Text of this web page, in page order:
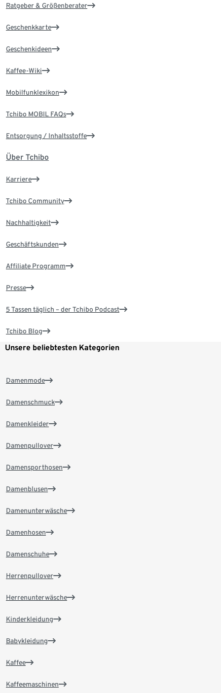
Ratgeber & Größenberater
Geschenkkarte
Geschenkideen
Kaffee-Wiki
Mobilfunklexikon
Tchibo MOBIL FAQs
Entsorgung / Inhaltsstoffe
Über Tchibo
Karriere
Tchibo Community
Nachhaltigkeit
Geschäftskunden
Affiliate Programm
Presse
5 Tassen täglich – der Tchibo Podcast
Tchibo Blog
Unsere beliebtesten Kategorien
Damenmode
Damenschmuck
Damenkleider
Damenpullover
Damensporthosen
Damenblusen
Damenunterwäsche
Damenhosen
Damenschuhe
Herrenpullover
Herrenunterwäsche
Kinderkleidung
Babykleidung
Kaffee
Kaffeemaschinen